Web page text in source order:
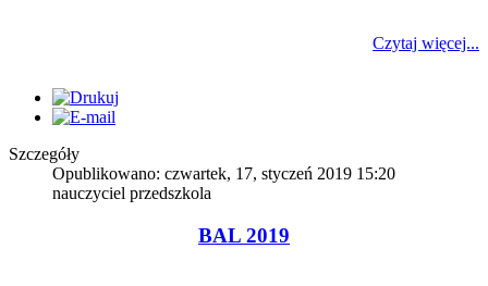
Czytaj więcej...
Szczegóły
Opublikowano: czwartek, 17, styczeń 2019 15:20
nauczyciel przedszkola
BAL 2019